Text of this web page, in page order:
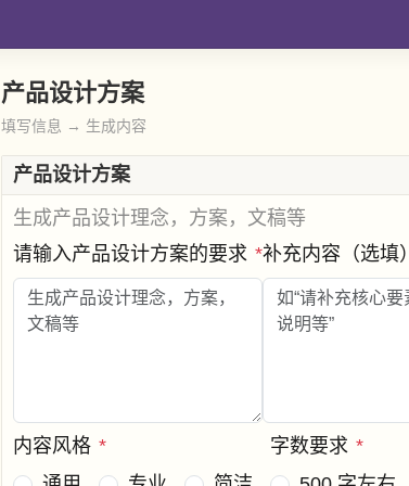
产品设计方案
填写信息 → 生成内容
产品设计方案
生成产品设计理念，方案，文稿等
请输入产品设计方案的要求 *补充内容（选填）
内容风格 *
字数要求 *